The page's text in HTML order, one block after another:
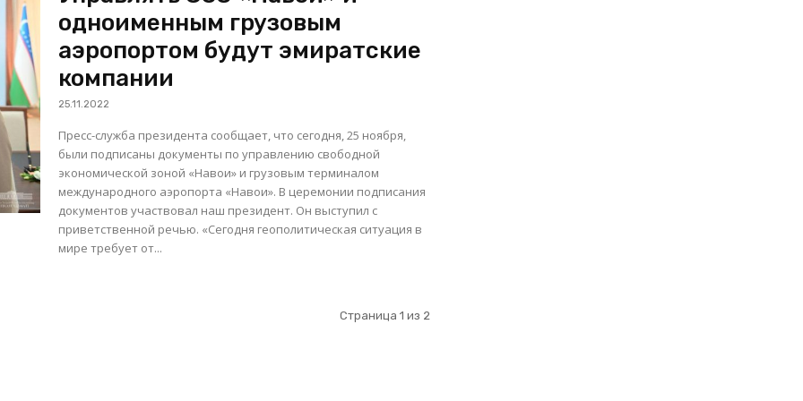
одноименным грузовым
аэропортом будут эмиратские
компании
25.11.2022
Пресс-служба президента сообщает, что сегодня, 25 ноября,
были подписаны документы по управлению свободной
экономической зоной «Навои» и грузовым терминалом
международного аэропорта «Навои». В церемонии подписания
документов участвовал наш президент. Он выступил с
приветственной речью. «Сегодня геополитическая ситуация в
мире требует от...
Страница 1 из 2